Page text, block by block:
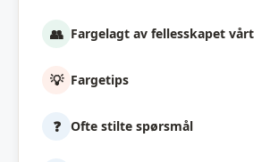
👥 Fargelagt av fellesskapet vårt
💡 Fargetips
❓ Ofte stilte spørsmål